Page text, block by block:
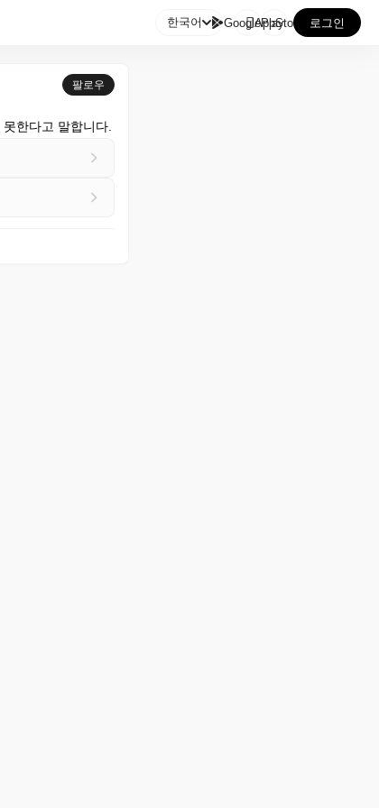
한국어 GooglePlay
AppStore 로그인
팔로우
한다고 말합니다.